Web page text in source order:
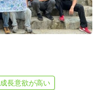
成長意欲が高い